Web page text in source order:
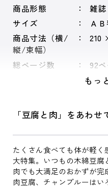
商品形態
雑誌
サイズ
Ａ
商品寸法（横/
縦/束幅）
210
総ページ数 92
もっ
「豆腐と肉」をあわせ
たくさん食べても体が軽
大特集。いつもの木綿豆
肉でも大満足のおかずが完
肉豆腐、チャンプルーは